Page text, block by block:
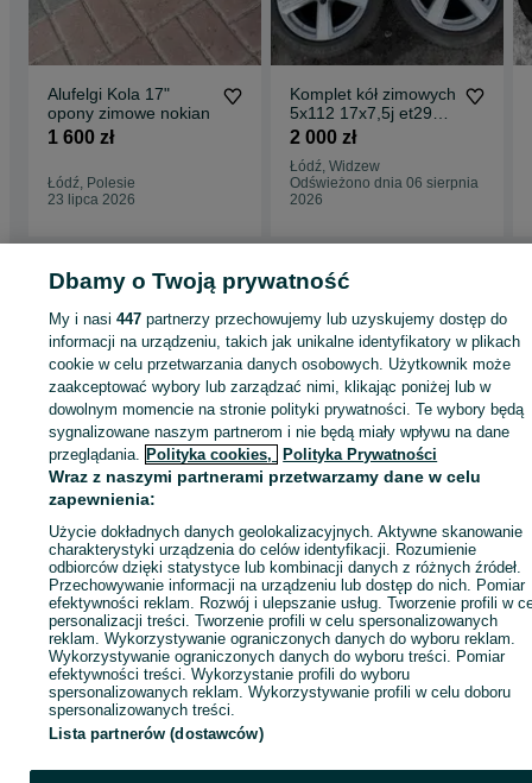
Alufelgi Kola 17"
opony zimowe nokian
1 600 zł
Łódź, Polesie
23 lipca 2026
Komplet kół zimowych
5x112 17x7,5j et29
Audi Vw Skoda
2 000 zł
Łódź, Widzew
Odświeżono dnia 06 sierpnia
2026
Strona główna Motoryzacja Opony i Felgi Opony
KATEGORIA
817924360 Wyświetlenia:
Zadzwoń / SMS Wyślij wiadomość
Dbamy o Twoją prywatność
My i nasi447 partnerzy przechowujemy lub uzyskujemy dostęp do
informacji na urządzeniu, takich jak unikalne identyfikatory w plikach
cookie w celu przetwarzania danych osobowych. Użytkownik może
zaakceptować wybory lub zarządzać nimi, klikając poniżej lub w
dowolnym momencie na stronie polityki prywatności. Te wybory będą
sygnalizowane naszym partnerom i nie będą miały wpływu na dane
przeglądania. Polityka cookies, Polityka Prywatności
Wraz z naszymi partnerami przetwarzamy dane w celu
zapewnienia:
Użycie dokładnych danych geolokalizacyjnych. Aktywne skanowanie
charakterystyki urządzenia do celów identyfikacji. Rozumienie
odbiorców dzięki statystyce lub kombinacji danych z różnych źródeł.
Przechowywanie informacji na urządzeniu lub dostęp do nich. Pomiar
efektywności reklam. Rozwój i ulepszanie usług. Tworzenie profili w
personalizacji treści. Tworzenie profili w celu spersonalizowanych
reklam. Wykorzystywanie ograniczonych danych do wyboru reklam.
Wykorzystywanie ograniczonych danych do wyboru treści. Pomiar
efektywności treści. Wykorzystanie profili do wyboru
spersonalizowanych reklam. Wykorzystywanie profili w celu doboru
spersonalizowanych treści.
Lista partnerów (dostawców)